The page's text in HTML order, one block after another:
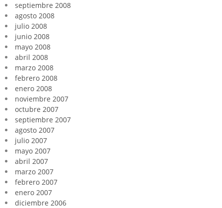
septiembre 2008
agosto 2008
julio 2008
junio 2008
mayo 2008
abril 2008
marzo 2008
febrero 2008
enero 2008
noviembre 2007
octubre 2007
septiembre 2007
agosto 2007
julio 2007
mayo 2007
abril 2007
marzo 2007
febrero 2007
enero 2007
diciembre 2006